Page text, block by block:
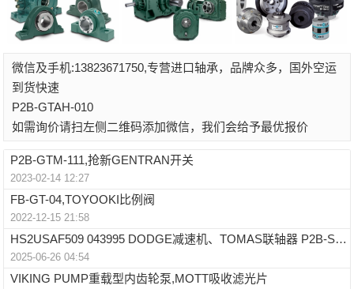
微信及手机:13823671750,专营进口轴承，品牌众多，国外空运
到货快速
P2B-GTAH-010
如需询价请扫左侧二维码添加微信，我们会给予最优报价
P2B-GTM-111,抢新GENTRAN开关
2023-02-14 12:27
FB-GT-04,TOYOOKI比例阀
2022-12-15 21:58
HS2USAF509 043995 DODGE减速机、TOMAS联轴器 P2B-S2-211R
2025-06-26 04:54
VIKING PUMP重载型内齿轮泵,MOTT吸收滤光片